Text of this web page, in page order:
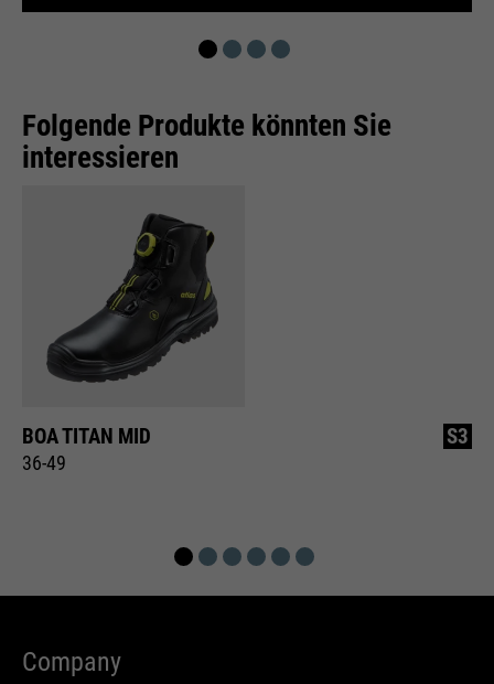
Rate verwendet.
Name
_fbp
Facebook
24 Monate
Zweck
Wird für das Facebook Pixel
benutzt.
Folgende Produkte könnten Sie
interessieren
BOA TITAN MID
36-49
S3
Company